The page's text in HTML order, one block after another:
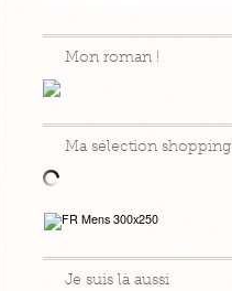
Mon roman !
Ma sélection shopping
Je suis là aussi